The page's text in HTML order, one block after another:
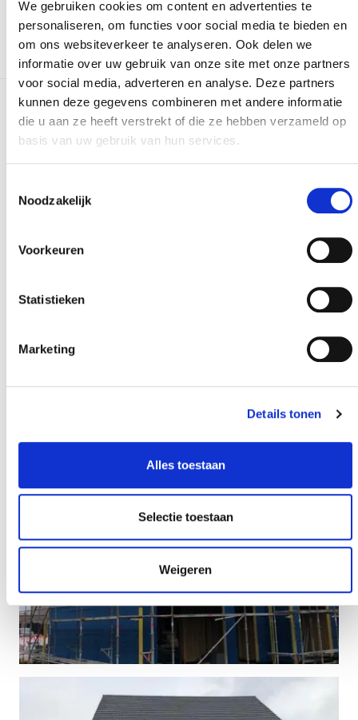
We gebruiken cookies om content en advertenties te
personaliseren, om functies voor social media te bieden en
om ons websiteverkeer te analyseren. Ook delen we
informatie over uw gebruik van onze site met onze partners
voor social media, adverteren en analyse. Deze partners
kunnen deze gegevens combineren met andere informatie
die u aan ze heeft verstrekt of die ze hebben verzameld op
basis van uw gebruik van hun services.
Noodzakelijk
Voorkeuren
Statistieken
Marketing
Details tonen
Alles toestaan
Selectie toestaan
Weigeren
opmerking. Bekijk ons volledigprivacybeleid.
Meer realisaties